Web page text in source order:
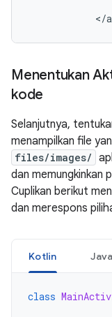
</
Menentukan
kode
Selanjutnya,
menampilkan file
files/images/
dan memungkinkan
Cuplikan berikut
dan merespons
Kotlin Java
class